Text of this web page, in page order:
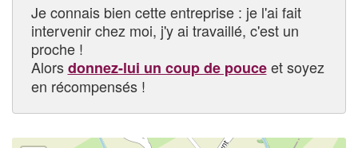
Je connais bien cette entreprise : je l'ai fait
intervenir chez moi, j'y ai travaillé, c'est un
proche !
Alorsdonnez-lui un coup de pouceet soyez
en récompensés !